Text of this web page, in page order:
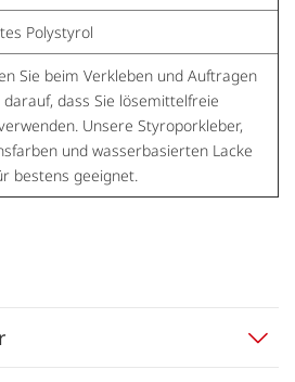
Polystyrol
Sie beim Verkleben und Auftragen
darauf, dass Sie lösemittelfreie
Unsere Styroporkleber,
und wasserbasierten Lacke
bestens geeignet.